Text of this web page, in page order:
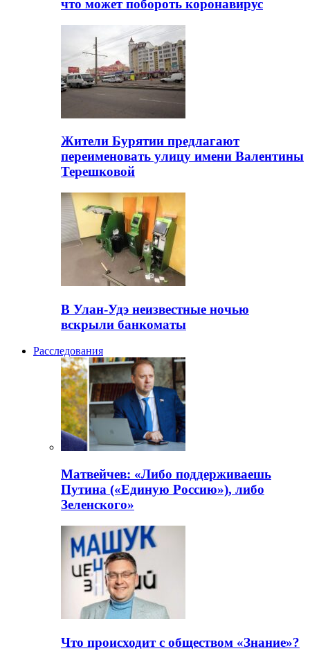
что может побороть коронавирус
Жители Бурятии предлагают
переименовать улицу имени Валентины
Терешковой
В Улан-Удэ неизвестные ночью
вскрыли банкоматы
Расследования
Матвейчев: «Либо поддерживаешь
Путина («Единую Россию»), либо
Зеленского»
Что происходит с обществом «Знание»?